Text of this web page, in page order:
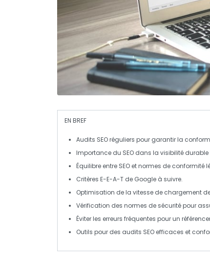
EN BREF
Audits SEOréguliers pour garantir la
Importance du SEO dans la visibilité durable
Équilibre entre SEO et normes de conformité
Critères E-E-A-T de Google à suivre.
Optimisation de la vitesse de chargement
Vérification des normes de sécuritépour
Éviter les erreurs fréquentes pour un
Outils pour des audits SEO efficaces et